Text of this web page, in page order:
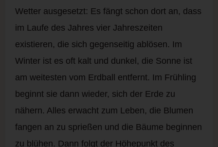
Wetter ausgesetzt: Es fängt schon dort an, dass
im Laufe des Jahres vier Jahreszeiten
existieren, die sich gegenseitig ablösen. Im
Winter ist es oft kalt und dunkel, die Sonne ist
am weitesten vom Erdball entfernt. Im Frühling
beginnt sie dann wieder, sich der Erde zu
nähern. Alles erwacht zum Leben, die Blumen
fangen an zu sprießen und die Bäume beginnen
zu blühen. Dann folgt der Höhepunkt des